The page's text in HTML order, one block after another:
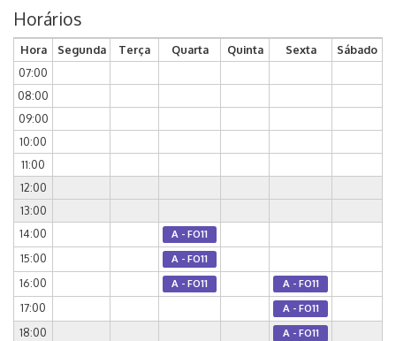
Horários
Hora Segunda Terça Quarta Quinta Sexta
Sábado
07:00
08:00
09:00
10:00
11:00
12:00
13:00
14:00
A - FO11
15:00 A - FO11
16:00 A - FO11 A - FO11
17:00 A - FO11
18:00 A - FO11